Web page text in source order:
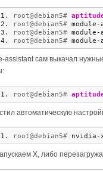
root@debian5#
root@debian5#
root@debian5#
root@debian5#
assistant сам выкачал
root@debian5#
автоматическую
root@debian5# nvidia-
X, либо